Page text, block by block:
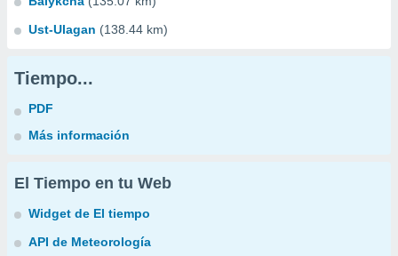
Ust-Ulagan (138.44 km)
Tiempo...
PDF
Más información
El Tiempo en tu Web
Widget de El tiempo
API de Meteorología